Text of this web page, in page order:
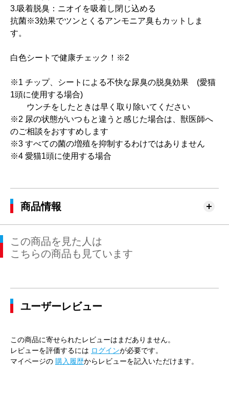
3.吸着脱臭：ニオイを吸着し閉じ込める
抗菌※3効果でツンとくるアンモニア臭もカットしま
す。
白色シートで健康チェック！※2
※1 チップ、シートによる不快な尿臭の脱臭効果 (愛猫
1頭に使用する場合)
ウンチをしたときは早く取り除いてください
※2 尿の状態がいつもと違うと感じた場合は、獣医師へ
のご相談をおすすめします
※3 すべての菌の増殖を抑制するわけではありません
※4 愛猫1頭に使用する場合
商品情報
この商品を見た人は
こちらの商品も見ています
ユーザーレビュー
この商品に寄せられたレビューはまだありません。
レビューを評価するには ログインが必要です。
マイページの 購入履歴からレビューを記入いただけます。